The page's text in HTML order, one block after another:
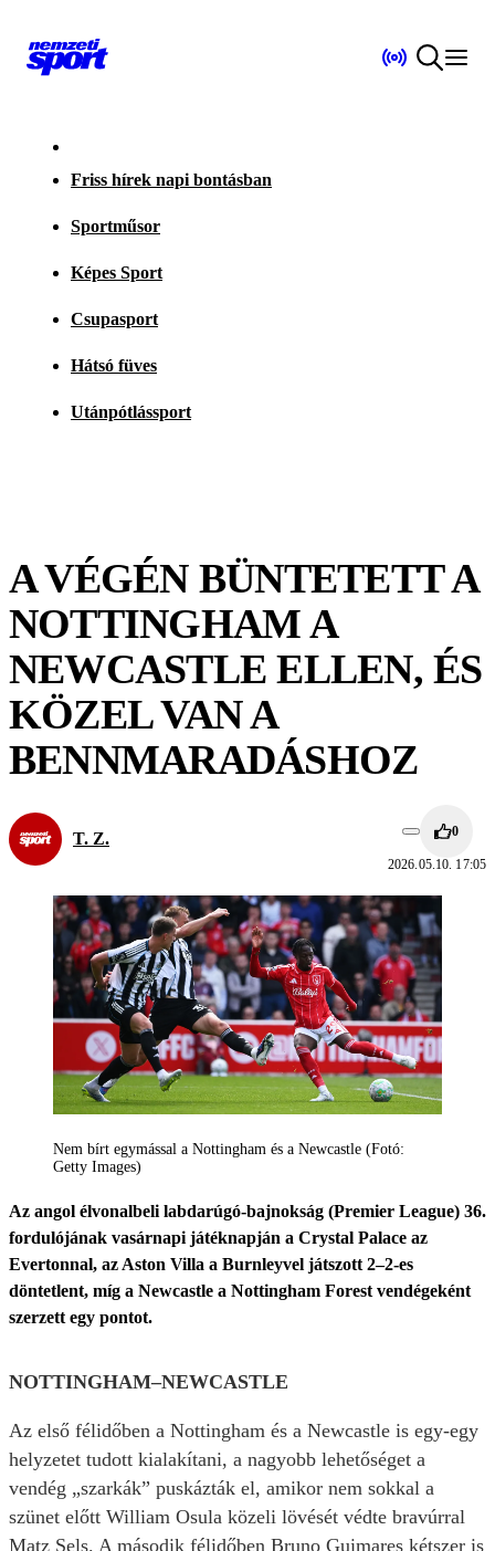
Friss hírek napi bontásban
Sportműsor
Képes Sport
Csupasport
Hátsó füves
Utánpótlássport
A VÉGÉN BÜNTETETT A
NOTTINGHAM A
NEWCASTLE ELLEN, ÉS
KÖZEL VAN A
BENNMARADÁSHOZ
T. Z. 0
2026.05.10. 17:05
Nem bírt egymással a Nottingham és a Newcastle (Fotó:
Getty Images)
Az angol élvonalbeli labdarúgó-bajnokság (Premier League) 36.
fordulójának vasárnapi játéknapján a Crystal Palace az
Evertonnal, az Aston Villa a Burnleyvel játszott 2–2-es
döntetlent, míg a Newcastle a Nottingham Forest vendégeként
szerzett egy pontot.
NOTTINGHAM–NEWCASTLE
Az első félidőben a Nottingham és a Newcastle is egy-egy
helyzetet tudott kialakítani, a nagyobb lehetőséget a
vendég „szarkák” puskázták el, amikor nem sokkal a
szünet előtt William Osula közeli lövését védte bravúrral
Matz Sels. A második félidőben Bruno Guimares kétszer is